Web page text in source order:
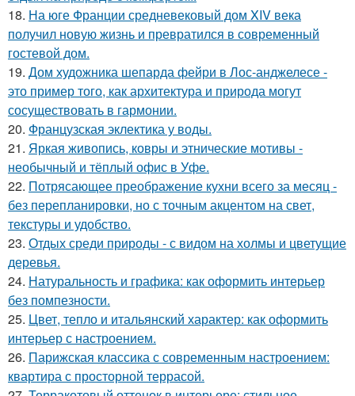
18. На юге Франции средневековый дом XIV века
получил новую жизнь и превратился в современный
гостевой дом.
19. Дом художника шепарда фейри в Лос-анджелесе -
это пример того, как архитектура и природа могут
сосуществовать в гармонии.
20. Французская эклектика у воды.
21. Яркая живопись, ковры и этнические мотивы -
необычный и тёплый офис в Уфе.
22. Потрясающее преображение кухни всего за месяц -
без перепланировки, но с точным акцентом на свет,
текстуры и удобство.
23. Отдых среди природы - с видом на холмы и цветущие
деревья.
24. Натуральность и графика: как оформить интерьер
без помпезности.
25. Цвет, тепло и итальянский характер: как оформить
интерьер с настроением.
26. Парижская классика с современным настроением:
квартира с просторной террасой.